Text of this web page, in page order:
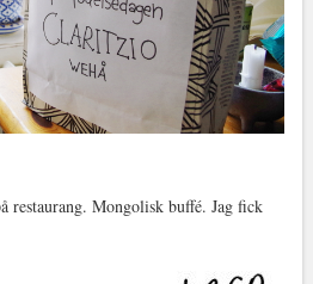
restaurang. Mongolisk buffé. Jag fick